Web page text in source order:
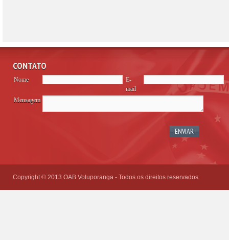
CONTATO
Nome
E-
mail
Mensagem
Copyright © 2013 OAB Votuporanga - Todos os direitos reservados.